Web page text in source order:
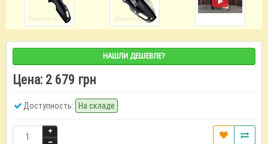
НАШЛИ ДЕШЕВЛЕ?
Цена: 2 679 грн
Доступность: На складе